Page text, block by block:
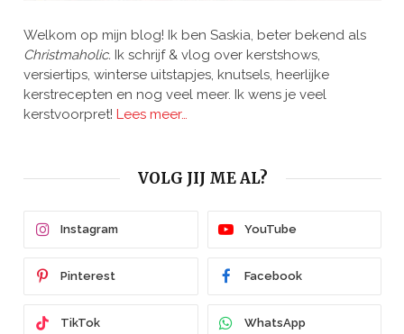
Welkom op mijn blog! Ik ben Saskia, beter bekend als
Christmaholic. Ik schrijf & vlog over kerstshows,
versiertips, winterse uitstapjes, knutsels, heerlijke
kerstrecepten en nog veel meer. Ik wens je veel
kerstvoorpret! Lees meer…
VOLG JIJ ME AL?
Instagram YouTube
Pinterest Facebook
TikTok WhatsApp